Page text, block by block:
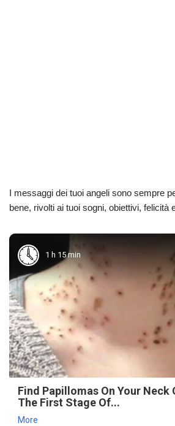
I messaggi dei tuoi angeli sono sempre
bene, rivolti ai tuoi sogni, obiettivi, felicità
1 h 15 min
Find Papillomas On Your Neck
The First Stage Of...
More